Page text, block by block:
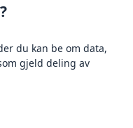
du kan be om data,
gjeld deling av